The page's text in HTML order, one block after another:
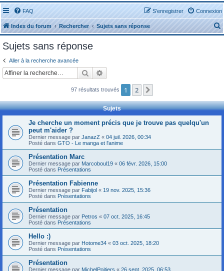
FAQ Connexion
S’enregistrer
Index du forum Rechercher Sujets sans réponse
e
h
Sujets sans réponse
Aller à la recherche avancée
Rechercher
97 résultats trouvés 1 2
Sujets
Je cherche un moment précis que je trouve pas quelqu'un
peut m'aider ?
Dernier message par JanazZ « 04 juil. 2026, 00:34
Posté dans GTO - Le manga et l'anime
Présentation Marc
Dernier message par Marcoboul19 « 06 févr. 2026, 15:00
Posté dans Présentations
Présentation Fabienne
Dernier message par Fabijol « 19 nov. 2025, 15:36
Posté dans Présentations
Présentation
Dernier message par Petros « 07 oct. 2025, 16:45
Posté dans Présentations
Hello :)
Dernier message par Hotome34 « 03 oct. 2025, 18:20
Posté dans Présentations
Présentation
Dernier message par MichelPoitiers « 26 sept. 2025, 06:53